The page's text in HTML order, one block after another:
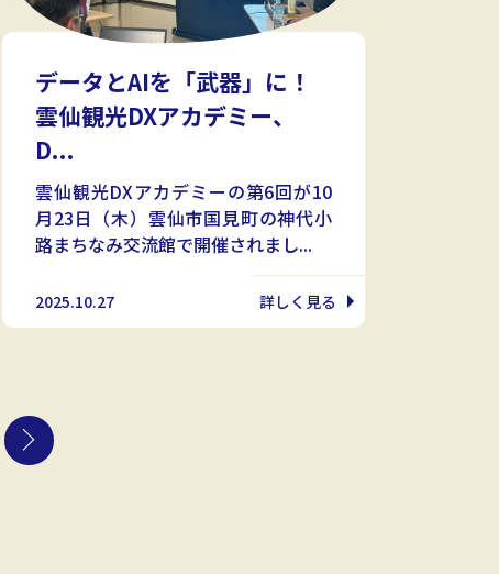
データとAIを「武器」に！
雲仙観光DXアカデミー、
D...
雲仙観光DXアカデミーの第6回が10
月23日（木）雲仙市国見町の神代小
路まちなみ交流館で開催されまし...
2025.10.27 詳しく見る